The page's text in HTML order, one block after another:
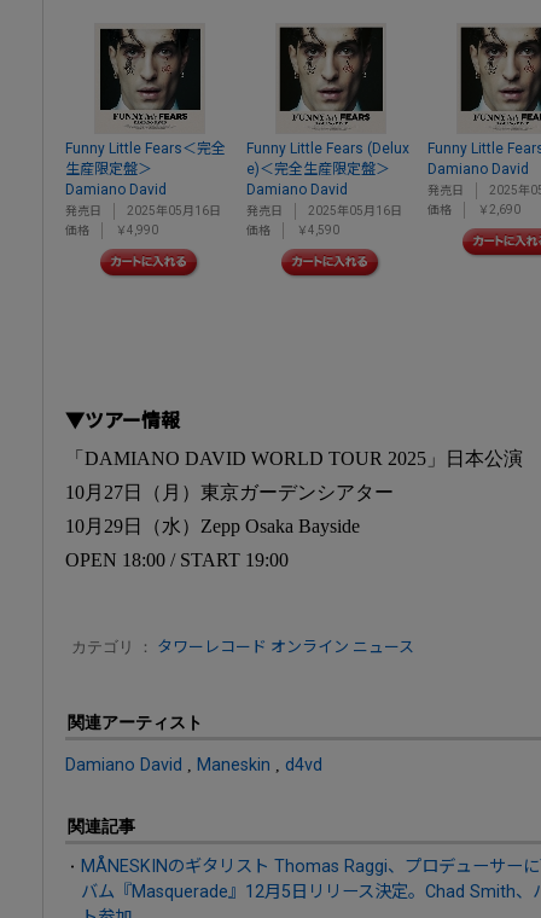
Funny Little Fears＜完全
生産限定盤＞
Damiano David
発売日
2025年05月16日
価格
￥4,990
Funny Little Fears (Delux
e)＜完全生産限定盤＞
Damiano David
発売日
2025年05月16日
価格
￥4,590
Funny Little
Damiano David
発売日
2025年
価格
￥2,690
▼ツアー情報
「DAMIANO DAVID WORLD TOUR 2025」日本公演
10月27日（月）東京ガーデンシアター
10月29日（水）Zepp Osaka Bayside
OPEN 18:00 / START 19:00
カテゴリ ： タワーレコード オンライン ニュース
関連アーティスト
Damiano David , Maneskin , d4vd
関連記事
MÅNESKINのギタリスト Thomas Raggi、プロデューサー
バム『Masquerade』12月5日リリース決定。Chad Smith、